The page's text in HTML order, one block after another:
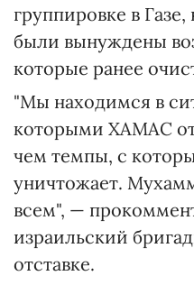
группировке в
были вынуждены
которые ранее
"Мы находимся в
которыми ХАМАС
чем темпы, с
уничтожает.
всем", —
израильский
отставке.